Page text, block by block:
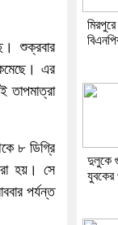
শুক্রবার
এর
তাপমাত্রা
৮ ডিগ্রি
হয়। সে
পর্যন্ত
দুলুকে
যুবকের